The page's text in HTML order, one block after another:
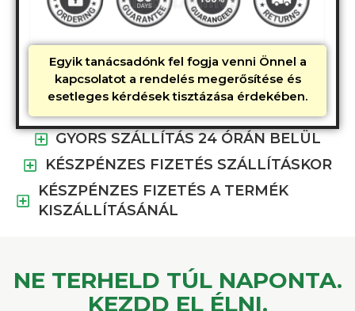
Egyik tanácsadónk fel fogja venni Önnel a
kapcsolatot a rendelés megerősítése és
esetleges kérdések tisztázása érdekében.
GYORS SZÁLLÍTÁS 24 ÓRÁN BELÜL
KÉSZPÉNZES FIZETÉS SZÁLLÍTÁSKOR
KÉSZPÉNZES FIZETÉS A TERMÉK
KISZÁLLÍTÁSÁNÁL
NE TERHELD TÚL NAPONTA.
KEZDD EL ÉLNI.